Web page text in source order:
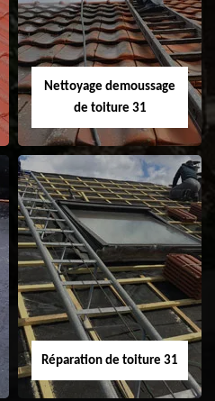
Nettoyage demoussage
de toiture 31
Nettoyage
demoussage de
toiture 31
Réparation de toiture 31